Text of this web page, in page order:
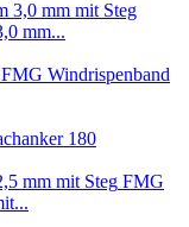
mm...
FMG Windrispenband
180
FMG